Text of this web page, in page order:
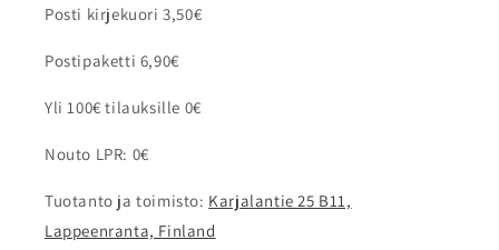
Posti kirjekuori 3,50€
Postipaketti 6,90€
Yli 100€ tilauksille 0€
Nouto LPR: 0€
Tuotanto ja toimisto: Karjalantie 25 B11,
Lappeenranta, Finland